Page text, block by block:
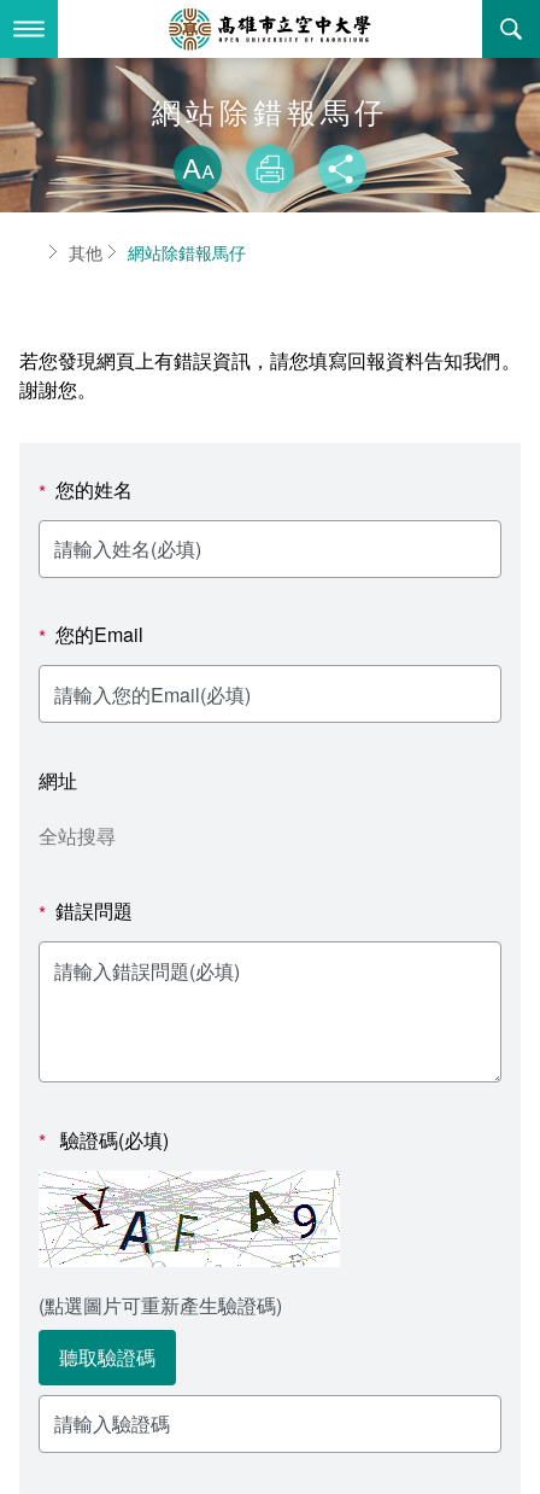
到
要
內最新消息
全部公告
教務公告
學系公告
活動研習
歷史訊息
新聞媒體專區
校園行事曆
報名系統
線上報名查詢
關於本校
空大簡介
立案證明
空大有利的學習條件
環境設備
本校位置
資訊圖像化專區
活動花絮
影音資訊
行政單位
行政單位簡介
校長室
教務處課務組
學習指導中心
輔導處
研發處
秘書處出納組
教學媒體處
電算中心
人事室
學術單位
通識教育中心
法律學系
大眾傳播學系
外國語文學系
文化藝術學系
健康管理與促進學系
其他好站
資訊相關法規
校務資訊
新生報名
在學資訊
校務系統
課程大綱
網路選課
校園行事曆
校內系統
資訊服務線上報修系統
消耗品申請
教室‧會議室預約系統
問卷調查
法令規章
政府公開資訊
意見信箱
各單位意見信箱
諮詢信箱進度查詢
影音資訊
網站除錯報馬仔
略過字型切
放大
列印 分享
首頁其他 網站除錯報馬仔
若您發現網頁上有錯誤資訊，請您填寫回報資料告知我們。
謝謝您。
* 您的姓名
* 您的Email
網址
全站搜尋
* 錯誤問題
* 驗證碼(必填)
(點選圖片可重新產生驗證碼)
聽取驗證碼